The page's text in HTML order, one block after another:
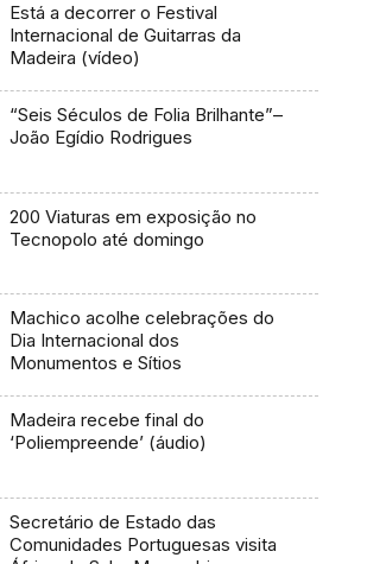
Está a decorrer o Festival
Internacional de Guitarras da
Madeira (vídeo)
“Seis Séculos de Folia Brilhante”–
João Egídio Rodrigues
200 Viaturas em exposição no
Tecnopolo até domingo
Machico acolhe celebrações do
Dia Internacional dos
Monumentos e Sítios
Madeira recebe final do
‘Poliempreende’ (áudio)
Secretário de Estado das
Comunidades Portuguesas visita